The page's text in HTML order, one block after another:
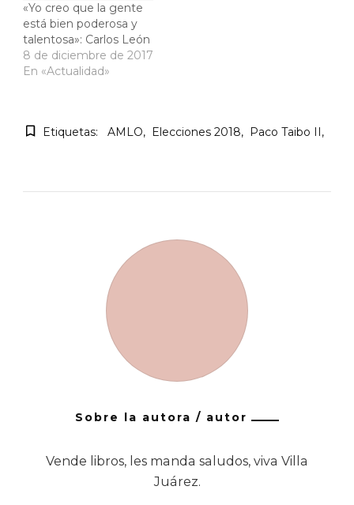
«Yo creo que la gente
está bien poderosa y
talentosa»: Carlos León
8 de diciembre de 2017
En «Actualidad»
Etiquetas: AMLO Elecciones 2018 Paco Taibo II
Sobre la autora / autor
Vende libros, les manda saludos, viva Villa
Juárez.